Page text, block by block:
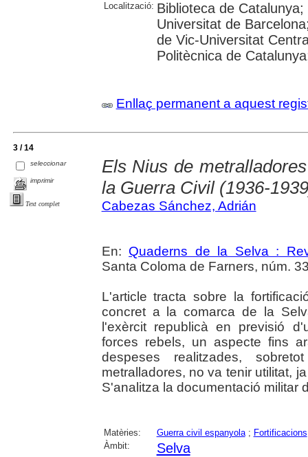
Localització: Biblioteca de
Universitat de
de Vic-Universitat
Politècnica de
Enllaç permanent a aquest
3 / 14
seleccionar
imprimir
Text complet
Els Nius de
la Guerra Civil (1936-
Cabezas Sánchez, Adrián
En: Quaderns de la Selva :
Santa Coloma de Farners, núm.
L'article tracta sobre la
concret a la comarca de la
l'exèrcit republicà en previsió
forces rebels, un aspecte fins
despeses realitzades,
metralladores, no va tenir utilitat,
S'analitza la documentació militar
Matèries: Guerra civil espanyola; Fortificacions
Àmbit:
Selva